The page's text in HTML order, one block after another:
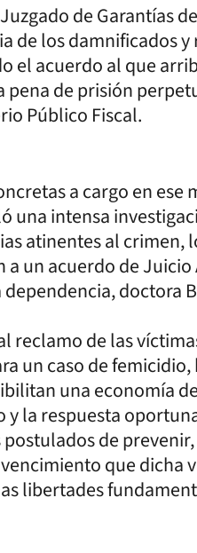
de Garantías
de los damnificados
el acuerdo al que
pena de prisión
Público Fiscal.
a cargo en
una intensa
atinentes al crimen,
un acuerdo de
doctora
reclamo de las
un caso de
una economía
la respuesta
de
que dicha
libertades